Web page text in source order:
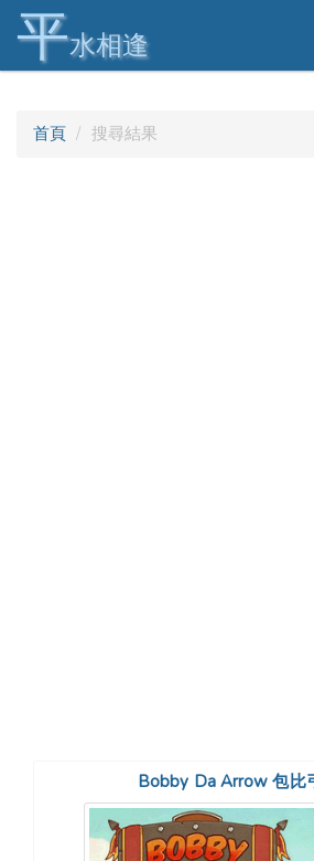
平水相逢
首頁 搜尋結果
Bobby Da Arrow 包比